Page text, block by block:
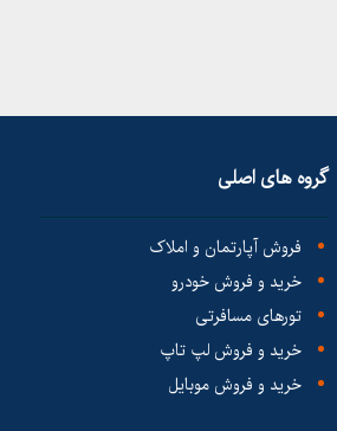
گروه های اصلی
فروش آپارتمان و املاک
خرید و فروش خودرو
تورهای مسافرتی
خرید و فروش لپ تاپ
خرید و فروش موبایل